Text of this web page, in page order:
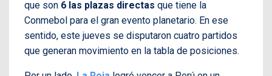
que son 6 las plazas directas que tiene la
Conmebol para el gran evento planetario. En ese
sentido, este jueves se disputaron cuatro partidos
que generan movimiento en la tabla de posiciones.